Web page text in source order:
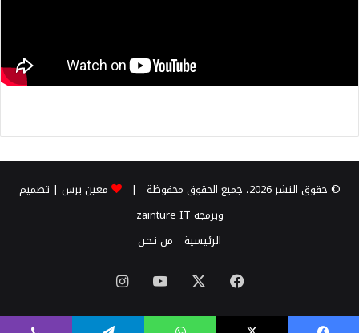
© حقوق النشر 2026، جميع الحقوق محفوظة | معين برس | تصميم
وبرمجة zainture IT
الرئيسية من نـحـن
فيسبوك يوتيوبانستقرام